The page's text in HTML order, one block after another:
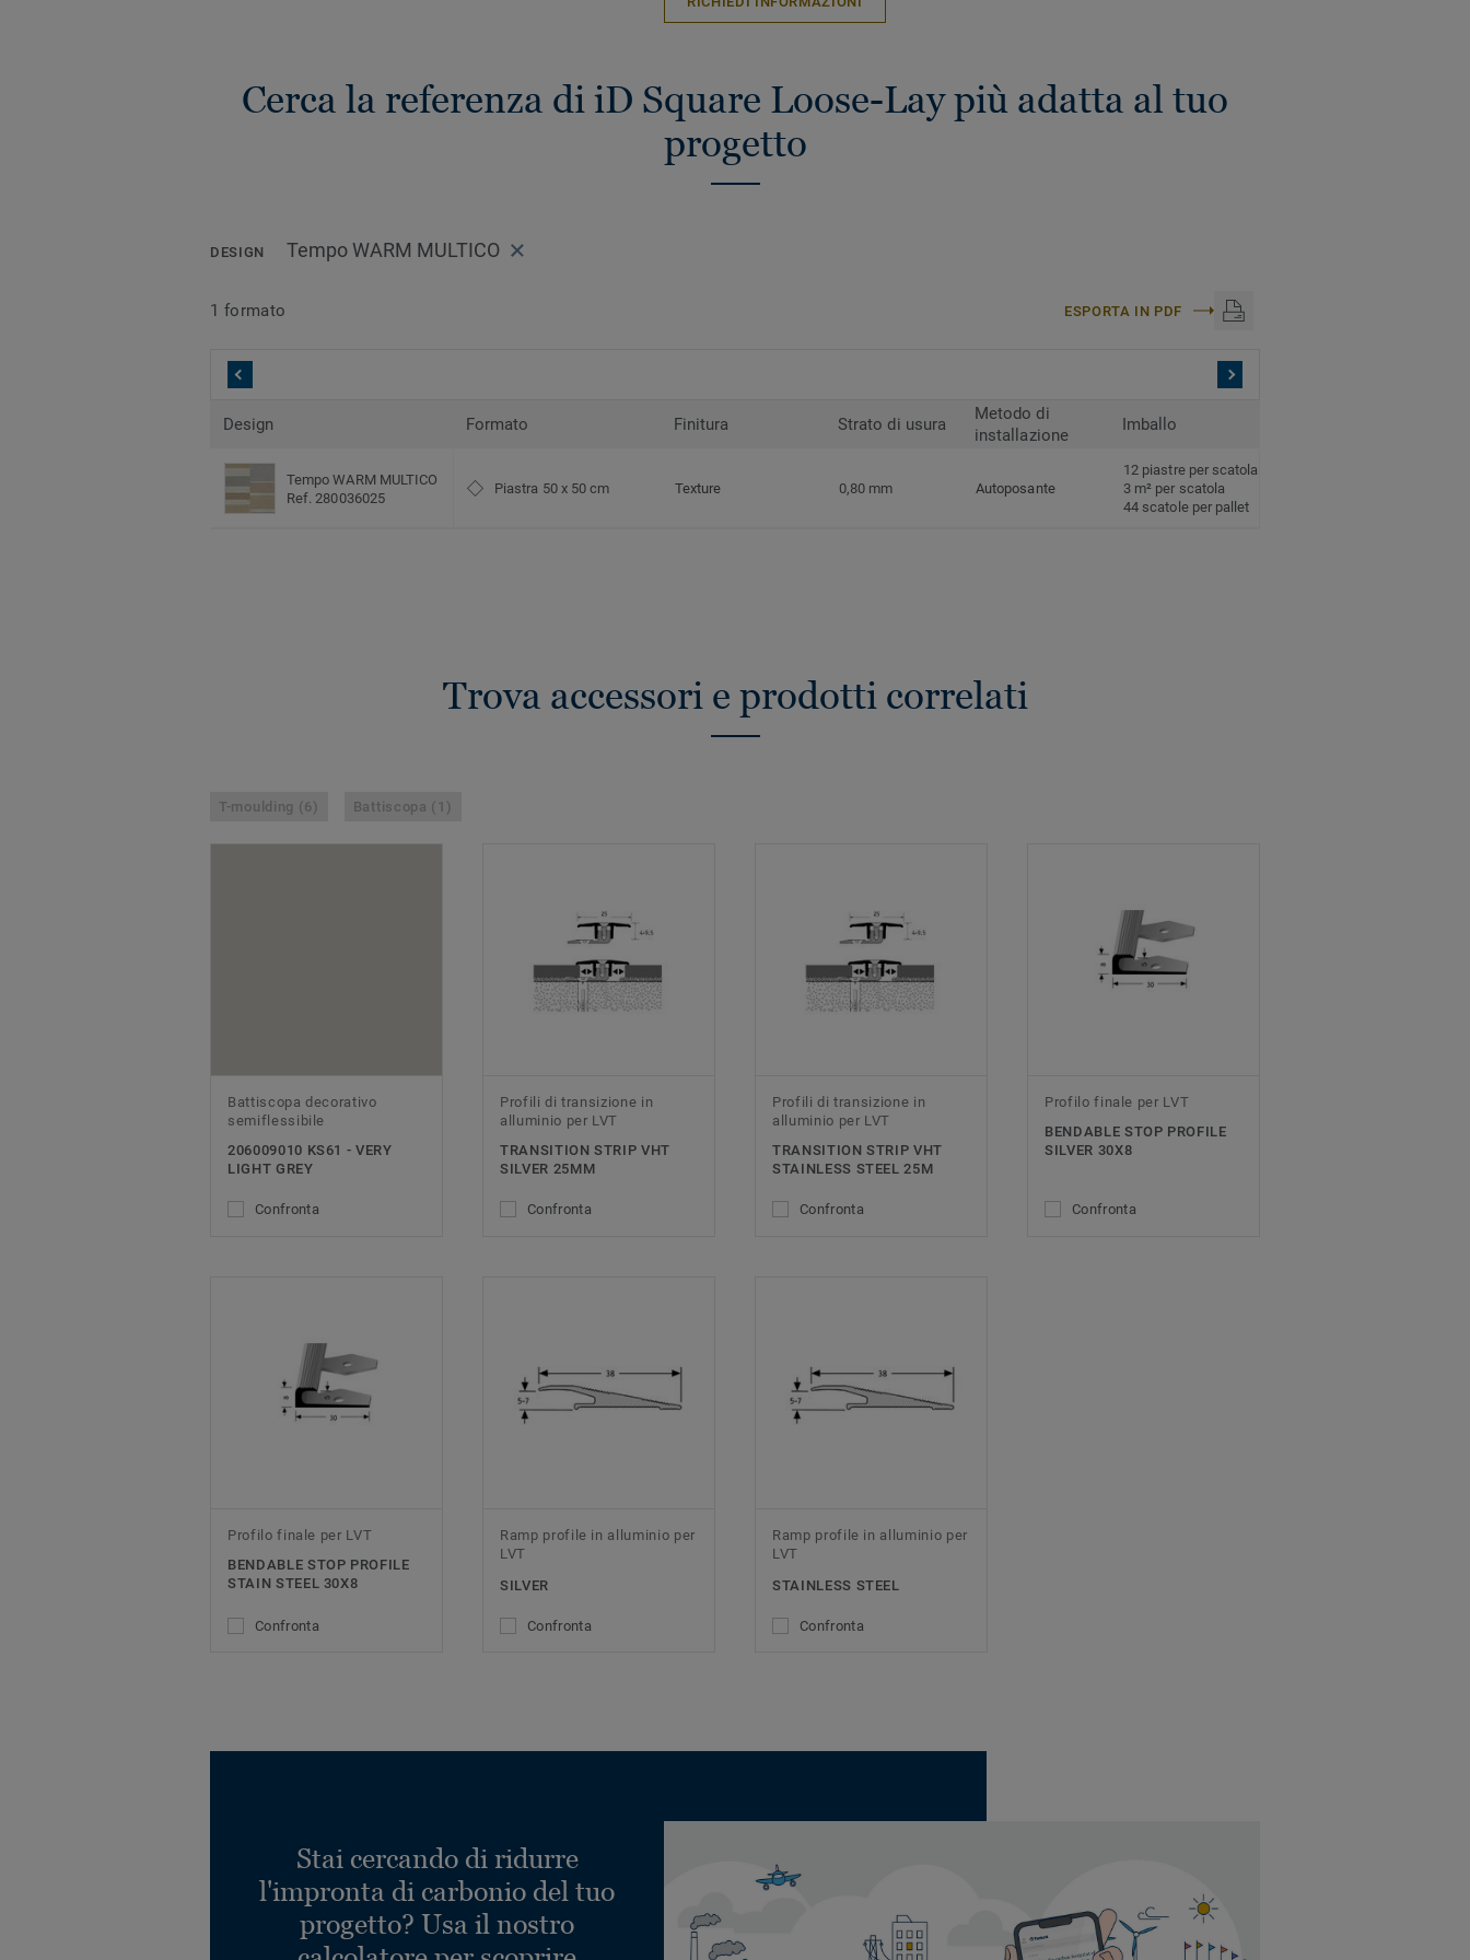
Cerca la referenza di iD Square Loose-Lay più adatta al tuo
progetto
DESIGN Tempo WARM MULTICO
1 formato ESPORTA IN PDF
Design Formato Finitura Strato di usura
Metodo di
installazione
Imballo
Tempo WARM MULTICO
Ref. 280036025
Piastra 50 x 50 cm Texture 0,80 mm Autoposante
12 piastre per scatola
3 m² per scatola
44 scatole per pallet
Trova accessori e prodotti correlati
T-moulding (6) Battiscopa (1)
Battiscopa decorativo
semiflessibile
206009010 KS61 - VERY
LIGHT GREY
Confronta
Profili di transizione in
alluminio per LVT
TRANSITION STRIP VHT
SILVER 25MM
Confronta
Profili di transizione in
alluminio per LVT
TRANSITION STRIP VHT
STAINLESS STEEL 25M
Confronta
Profilo finale per LVT
BENDABLE STOP PROFILE
SILVER 30X8
Confronta
Profilo finale per LVT
BENDABLE STOP PROFILE
STAIN STEEL 30X8
Confronta
Ramp profile in alluminio per
LVT
SILVER
Confronta
Ramp profile in alluminio per
LVT
STAINLESS STEEL
Confronta
Stai cercando di ridurre
l'impronta di carbonio del tuo
progetto? Usa il nostro